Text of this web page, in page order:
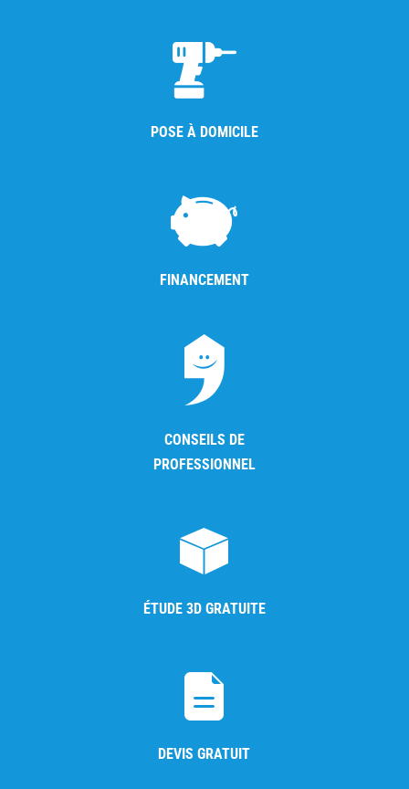
POSE À DOMICILE
FINANCEMENT
CONSEILS DE
PROFESSIONNEL
ÉTUDE 3D GRATUITE
DEVIS GRATUIT